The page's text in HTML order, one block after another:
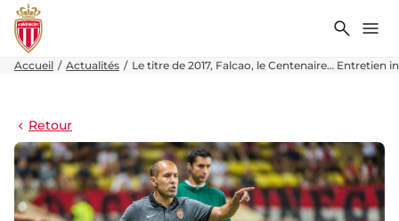
Accueil Actualités Le titre de 2017, Falcao, le Centenaire… Entretien
Retour